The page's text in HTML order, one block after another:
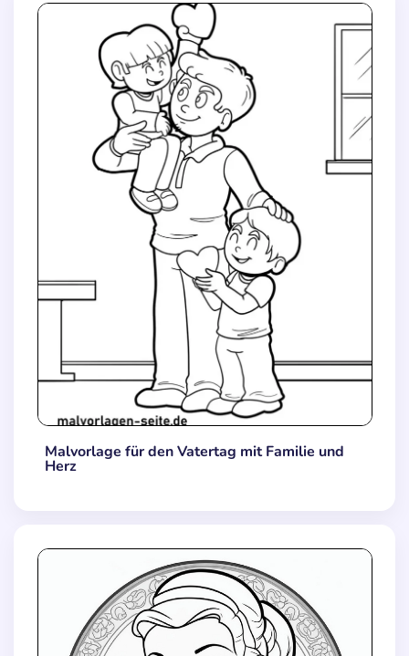
Malvorlage für den Vatertag mit Familie und
Herz